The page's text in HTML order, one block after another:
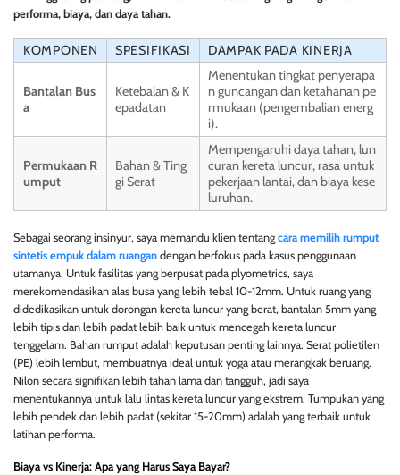
performa, biaya, dan daya tahan.
KOMPONEN SPESIFIKASI DAMPAK PADA KINERJA
Bantalan Bus
a
Ketebalan & K
epadatan
Menentukan tingkat penyerapa
n guncangan dan ketahanan pe
rmukaan (pengembalian energ
i).
Permukaan R
umput
Bahan & Ting
gi Serat
Mempengaruhi daya tahan, lun
curan kereta luncur, rasa untuk
pekerjaan lantai, dan biaya kese
luruhan.
Sebagai seorang insinyur, saya memandu klien tentang cara memilih rumput
sintetis empuk dalam ruangan dengan berfokus pada kasus penggunaan
utamanya. Untuk fasilitas yang berpusat pada plyometrics, saya
merekomendasikan alas busa yang lebih tebal 10-12mm. Untuk ruang yang
didedikasikan untuk dorongan kereta luncur yang berat, bantalan 5mm yang
lebih tipis dan lebih padat lebih baik untuk mencegah kereta luncur
tenggelam. Bahan rumput adalah keputusan penting lainnya. Serat polietilen
(PE) lebih lembut, membuatnya ideal untuk yoga atau merangkak beruang.
Nilon secara signifikan lebih tahan lama dan tangguh, jadi saya
menentukannya untuk lalu lintas kereta luncur yang ekstrem. Tumpukan yang
lebih pendek dan lebih padat (sekitar 15-20mm) adalah yang terbaik untuk
latihan performa.
Biaya vs Kinerja: Apa yang Harus Saya Bayar?